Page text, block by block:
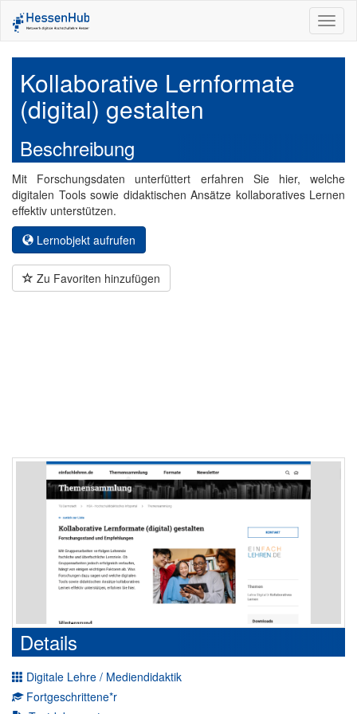
Kollaborative Lernformate
(digital) gestalten
Beschreibung
Mit Forschungsdaten unterfüttert erfahren Sie hier, welche
digitalen Tools sowie didaktischen Ansätze kollaboratives Lernen
effektiv unterstützen.
Lernobjekt aufrufen
Zu Favoriten hinzufügen
Details
Digitale Lehre / Mediendidaktik
Fortgeschrittene*r